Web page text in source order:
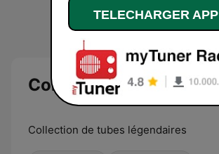
Collector Radio
Collection de tubes légendaires
TELECHARGER APP